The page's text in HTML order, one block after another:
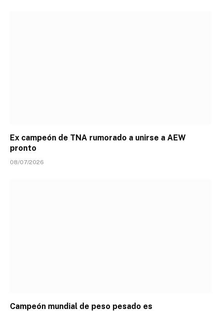
Ex campeón de TNA rumorado a unirse a AEW
pronto
08/07/2026
Campeón mundial de peso pesado es